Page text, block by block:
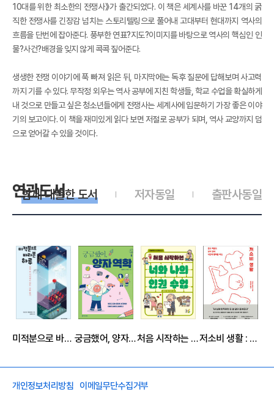
10대를 위한 최소한의 전쟁사》가 출간되었다. 이 책은 세계사를 바꾼 14개의 굵
직한 전쟁사를 긴장감 넘치는 스토리텔링으로 풀어내 고대부터 현대까지 역사의
흐름을 단번에 잡아준다. 풍부한 연표?지도?이미지를 바탕으로 역사의 핵심인 인
물?사건?배경을 잊지 않게 콕콕 짚어준다.
생생한 전쟁 이야기에 푹 빠져 읽은 뒤, 마지막에는 독후 질문에 답해보며 사고력
까지 기를 수 있다. 무작정 외우는 역사 공부에 지친 학생들, 학교 수업을 확실하게
내 것으로 만들고 싶은 청소년들에게 전쟁사는 세계사에 입문하기 가장 좋은 이야
기의 보고이다. 이 책을 재미있게 읽다 보면 저절로 공부가 되며, 역사 교양까지 덤
으로 얻어갈 수 있을 것이다.
연관도서 출판사동일
저자동일
함께 대출한 도서
미적분으로 바라본 하루 궁금했어, 양자 역학 처음 시작하는 너와 나의 인권 수업 저소비 생활 : 돈도 마음도 낭비 없이 나만의 행복을 버는
개인정보처리방침 이메일무단수집거부